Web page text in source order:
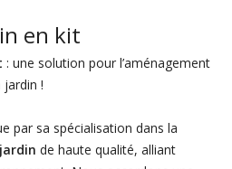
en kit
: une solution pour l’aménagement
jardin !
par sa spécialisation dans la
de haute qualité, alliant